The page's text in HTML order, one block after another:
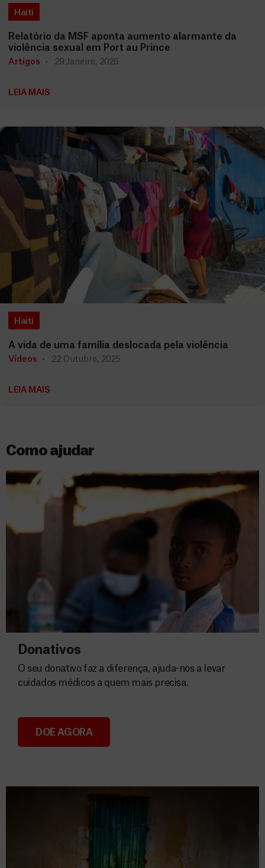
Haiti
Relatório da MSF aponta aumento alarmante da
violência sexual em Port au Prince
Artigos 29 Janeiro, 2026
LEIA MAIS
Haiti
A vida de uma família deslocada pela violência
Vídeos 22 Outubro, 2025
LEIA MAIS
Como ajudar
Donativos
Donativos
O seu donativo faz a diferença, ajuda-nos a levar
cuidados médicos a quem mais precisa.
DOE AGORA